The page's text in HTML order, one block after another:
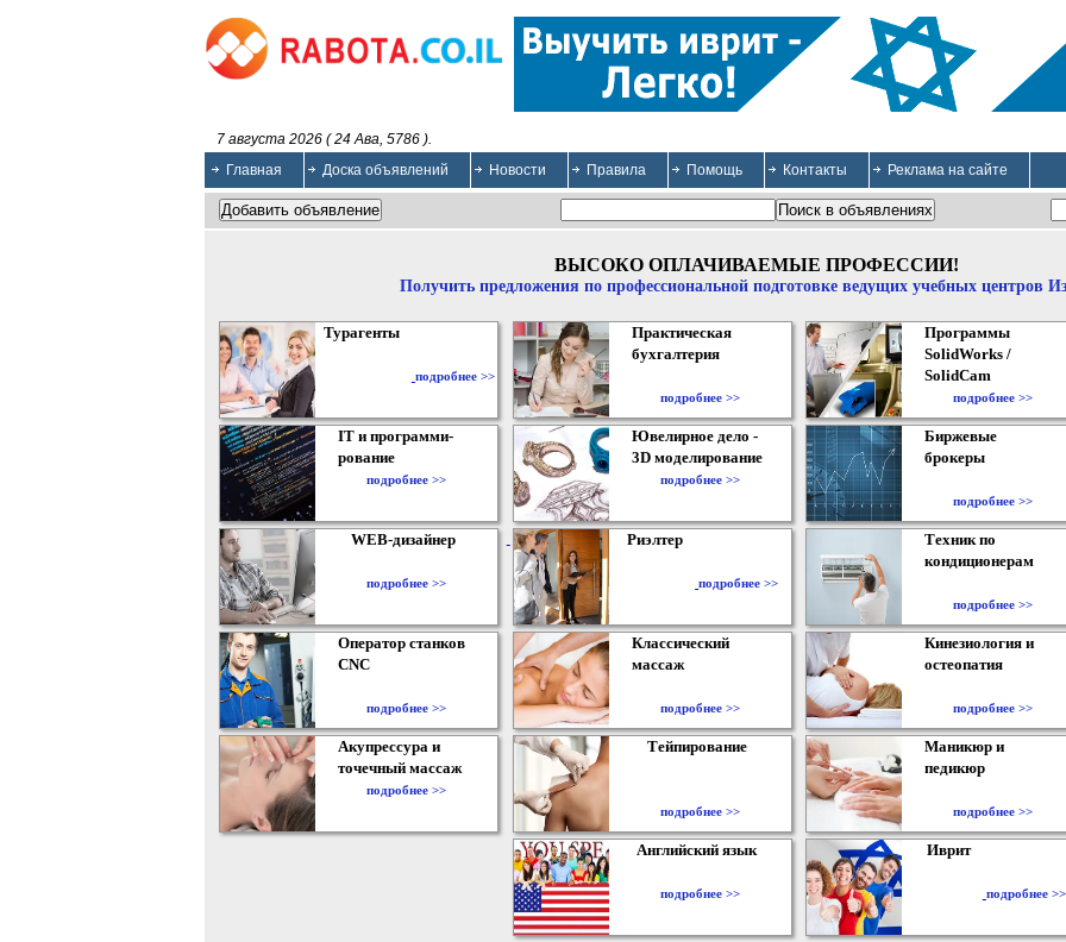
7 августа 2026 ( 24 Ава, 5786 ).
Главная
Доска объявлений Новости Правила Помощь Контакты Реклама на сайте
ВЫСОКО ОПЛАЧИВАЕМЫЕ ПРОФЕССИИ!
Получить предложения по профессиональной подготовке ведущих учебных центров
Турагенты
подробнее >>
Практическая
бухгалтерия
подробнее >>
Программы
SolidWorks /
SolidCam
подробнее >>
IT и программи-
рование
подробнее >>
Ювелирное дело -
3D моделирование
подробнее >>
Биржевые
брокеры
подробнее >>
WEB-дизайнер
подробнее >>
Риэлтер
подробнее >>
Техник по
кондиционерам
подробнее >>
Оператор станков
CNC
подробнее >>
Классический
массаж
подробнее >>
Кинезиология и
остеопатия
подробнее >>
Акупрессура и
точечный массаж
подробнее >>
Тейпирование
подробнее >>
Маникюр и
педикюр
подробнее >>
Английский язык
подробнее >>
Иврит
подробнее >>